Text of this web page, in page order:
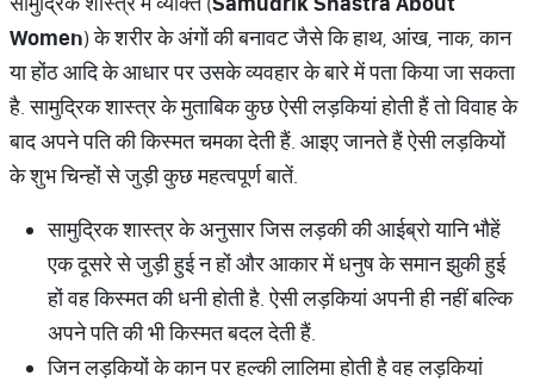
Women) के शरीर के अंगों की बनावट जैसे कि हाथ, आंख, नाक, कान
या होंठ आदि के आधार पर उसके व्यवहार के बारे में पता किया जा सकता
है. सामुद्रिक शास्त्र के मुताबिक कुछ ऐसी लड़कियां होती हैं तो विवाह के
बाद अपने पति की किस्मत चमका देती हैं. आइए जानते हैं ऐसी लड़कियों
के शुभ चिन्हों से जुड़ी कुछ महत्वपूर्ण बातें.
सामुद्रिक शास्त्र के अनुसार जिस लड़की की आईब्रो यानि भौहें
एक दूसरे से जुड़ी हुई न हों और आकार में धनुष के समान झुकी हुई
हों वह किस्मत की धनी होती है. ऐसी लड़कियां अपनी ही नहीं बल्कि
अपने पति की भी किस्मत बदल देती हैं.
जिन लड़कियों के कान पर हल्की लालिमा होती है वह लड़कियां